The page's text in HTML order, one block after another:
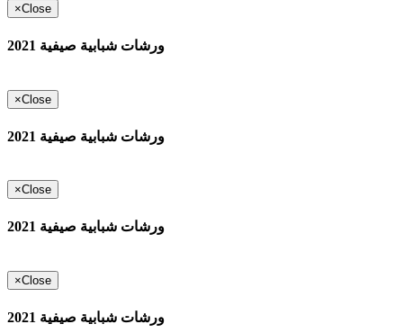
×Close
ورشات شبابية صيفية 2021
×Close
ورشات شبابية صيفية 2021
×Close
ورشات شبابية صيفية 2021
×Close
ورشات شبابية صيفية 2021